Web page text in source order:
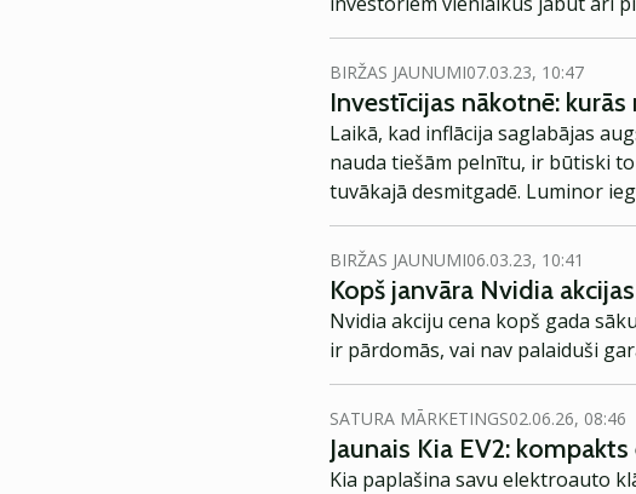
situāciju, nevis ir orientēti uz
BIRŽAS JAUNUMI07.03.23, 10:47
Investīcijas nākotnē:
Laikā, kad inflācija saglabājas
nauda tiešām pelnītu, ir būtiski
tuvākajā desmitgadē. Luminor
šī brīža perspektīvākajām
BIRŽAS JAUNUMI06.03.23, 10:41
Kopš janvāra Nvidia
Nvidia akciju cena kopš gada
ir pārdomās, vai nav palaiduši
SATURA MĀRKETINGS02.06.26, 08:46
Jaunais Kia EV2:
Kia paplašina savu elektroauto